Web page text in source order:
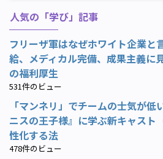
人気の「学び」記事
フリーザ軍はなぜホワイト企業と
給、メディカル完備、成果主義に
の福利厚生
531件のビュー
「マンネリ」でチームの士気が
ニスの王子様』に学ぶ新キャスト
性化する法
478件のビュー